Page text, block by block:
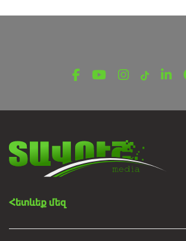
հայտնաբերվել են մոլորված
Հետևեք մեզ